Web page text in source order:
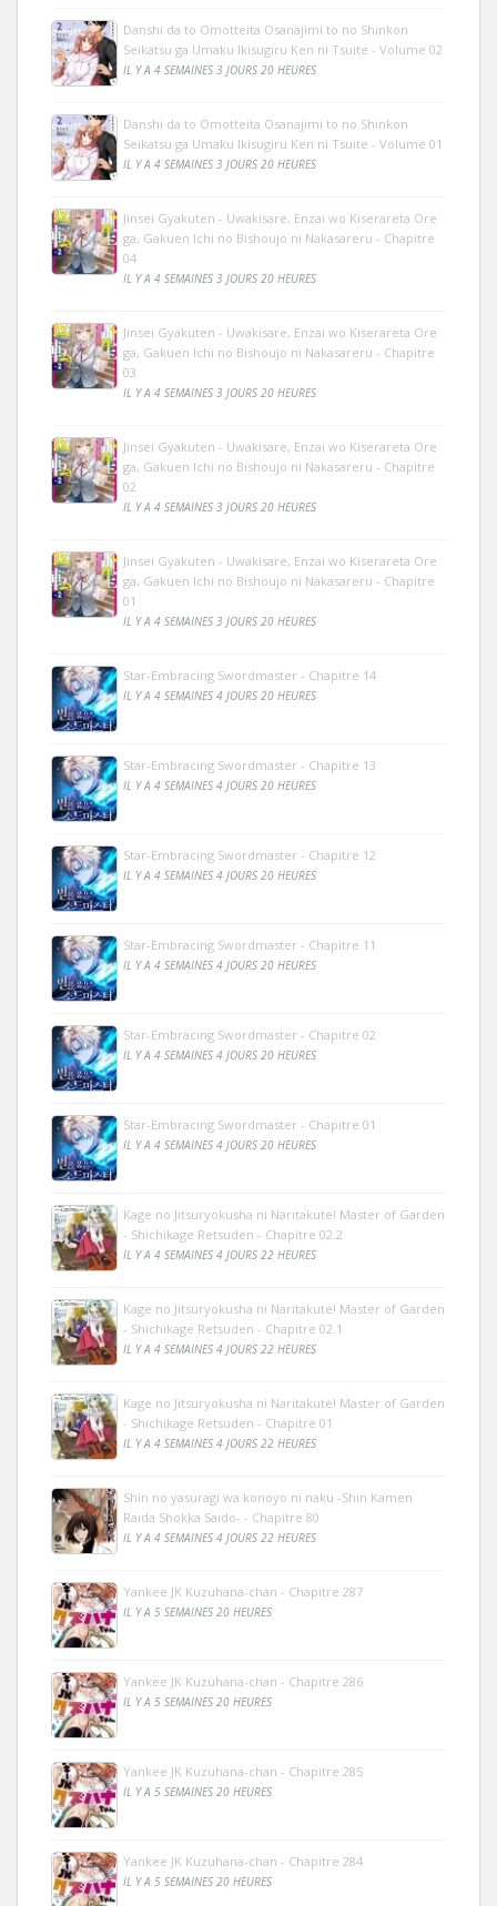
Danshi da to Omotteita Osanajimi to no Shinkon
Seikatsu ga Umaku Ikisugiru Ken ni Tsuite - Volume 02
IL Y A 4 SEMAINES 3 JOURS 20 HEURES
Danshi da to Omotteita Osanajimi to no Shinkon
Seikatsu ga Umaku Ikisugiru Ken ni Tsuite - Volume 01
IL Y A 4 SEMAINES 3 JOURS 20 HEURES
Jinsei Gyakuten - Uwakisare, Enzai wo Kiserareta Ore
ga, Gakuen Ichi no Bishoujo ni Nakasareru - Chapitre
04
IL Y A 4 SEMAINES 3 JOURS 20 HEURES
Jinsei Gyakuten - Uwakisare, Enzai wo Kiserareta Ore
ga, Gakuen Ichi no Bishoujo ni Nakasareru - Chapitre
03
IL Y A 4 SEMAINES 3 JOURS 20 HEURES
Jinsei Gyakuten - Uwakisare, Enzai wo Kiserareta Ore
ga, Gakuen Ichi no Bishoujo ni Nakasareru - Chapitre
02
IL Y A 4 SEMAINES 3 JOURS 20 HEURES
Jinsei Gyakuten - Uwakisare, Enzai wo Kiserareta Ore
ga, Gakuen Ichi no Bishoujo ni Nakasareru - Chapitre
01
IL Y A 4 SEMAINES 3 JOURS 20 HEURES
Star-Embracing Swordmaster - Chapitre 14
IL Y A 4 SEMAINES 4 JOURS 20 HEURES
Star-Embracing Swordmaster - Chapitre 13
IL Y A 4 SEMAINES 4 JOURS 20 HEURES
Star-Embracing Swordmaster - Chapitre 12
IL Y A 4 SEMAINES 4 JOURS 20 HEURES
Star-Embracing Swordmaster - Chapitre 11
IL Y A 4 SEMAINES 4 JOURS 20 HEURES
Star-Embracing Swordmaster - Chapitre 02
IL Y A 4 SEMAINES 4 JOURS 20 HEURES
Star-Embracing Swordmaster - Chapitre 01
IL Y A 4 SEMAINES 4 JOURS 20 HEURES
Kage no Jitsuryokusha ni Naritakute! Master of Garden
- Shichikage Retsuden - Chapitre 02.2
IL Y A 4 SEMAINES 4 JOURS 22 HEURES
Kage no Jitsuryokusha ni Naritakute! Master of Garden
- Shichikage Retsuden - Chapitre 02.1
IL Y A 4 SEMAINES 4 JOURS 22 HEURES
Kage no Jitsuryokusha ni Naritakute! Master of Garden
- Shichikage Retsuden - Chapitre 01
IL Y A 4 SEMAINES 4 JOURS 22 HEURES
Shin no yasuragi wa konoyo ni naku -Shin Kamen
Raida Shokka Saido- - Chapitre 80
IL Y A 4 SEMAINES 4 JOURS 22 HEURES
Yankee JK Kuzuhana-chan - Chapitre 287
IL Y A 5 SEMAINES 20 HEURES
Yankee JK Kuzuhana-chan - Chapitre 286
IL Y A 5 SEMAINES 20 HEURES
Yankee JK Kuzuhana-chan - Chapitre 285
IL Y A 5 SEMAINES 20 HEURES
Yankee JK Kuzuhana-chan - Chapitre 284
IL Y A 5 SEMAINES 20 HEURES